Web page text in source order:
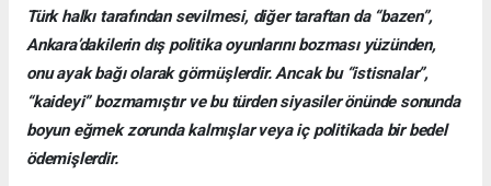
Türk halkı tarafından sevilmesi, diğer taraftan da “bazen”,
Ankara’dakilerin dış politika oyunlarını bozması yüzünden,
onu ayak bağı olarak görmüşlerdir. Ancak bu “istisnalar”,
“kaideyi” bozmamıştır ve bu türden siyasiler önünde sonunda
boyun eğmek zorunda kalmışlar veya iç politikada bir bedel
ödemişlerdir.